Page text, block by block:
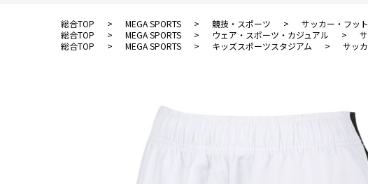
総合TOP > MEGA SPORTS > 競技・スポーツ > サッカー・フッ
総合TOP
> MEGA SPORTS > ウェア・スポーツ・カジュアル >
総合TOP
> MEGA SPORTS > キッズスポーツスタジアム > サッ